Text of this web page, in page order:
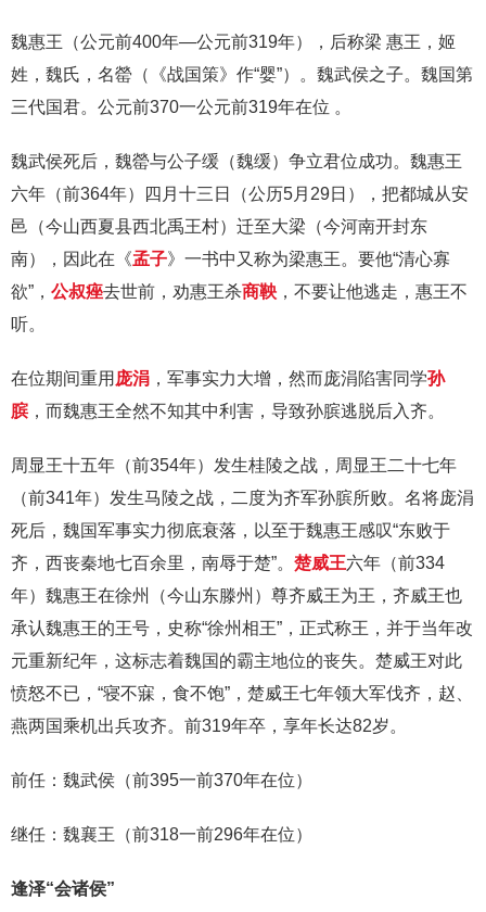
魏惠王（公元前400年—公元前319年），后称梁 惠王，姬
姓，魏氏，名罃（《战国策》作“婴”）。魏武侯之子。魏国第
三代国君。公元前370一公元前319年在位 。
魏武侯死后，魏罃与公子缓（魏缓）争立君位成功。魏惠王
六年（前364年）四月十三日（公历5月29日），把都城从安
邑（今山西夏县西北禹王村）迁至大梁（今河南开封东
南），因此在《孟子》一书中又称为梁惠王。要他“清心寡
欲”， 公叔痤去世前，劝惠王杀商鞅 ，不要让他逃走，惠王不
听。
在位期间重用 庞涓 ，军事实力大增，然而庞涓陷害同学孙
膑 ，而魏惠王全然不知其中利害，导致孙膑逃脱后入齐。
周显王十五年（前354年）发生桂陵之战，周显王二十七年
（前341年）发生马陵之战，二度为齐军孙膑所败。名将庞涓
死后，魏国军事实力彻底衰落，以至于魏惠王感叹“东败于
齐，西丧秦地七百余里，南辱于楚”。 楚威王六年（前334
年）魏惠王在徐州（今山东滕州）尊齐威王为王，齐威王也
承认魏惠王的王号，史称“徐州相王”，正式称王，并于当年改
元重新纪年，这标志着魏国的霸主地位的丧失。楚威王对此
愤怒不已，“寝不寐，食不饱”，楚威王七年领大军伐齐，赵、
燕两国乘机出兵攻齐。前319年卒，享年长达82岁。
前任：魏武侯（前395一前370年在位）
继任：魏襄王（前318一前296年在位）
逢泽“会诸侯”